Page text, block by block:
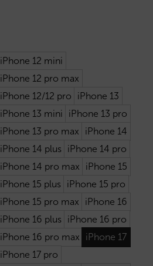
iPhone 12 mini
iPhone 12 pro max
iPhone 12/12 pro
iPhone 13
iPhone 13 mini
iPhone 13 pro
iPhone 13 pro max
iPhone 14
iPhone 14 plus
iPhone 14 pro
iPhone 14 pro max
iPhone 15
iPhone 15 plus
iPhone 15 pro
iPhone 15 pro max
iPhone 16
iPhone 16 plus
iPhone 16 pro
iPhone 16 pro max
iPhone 17
iPhone 17 pro